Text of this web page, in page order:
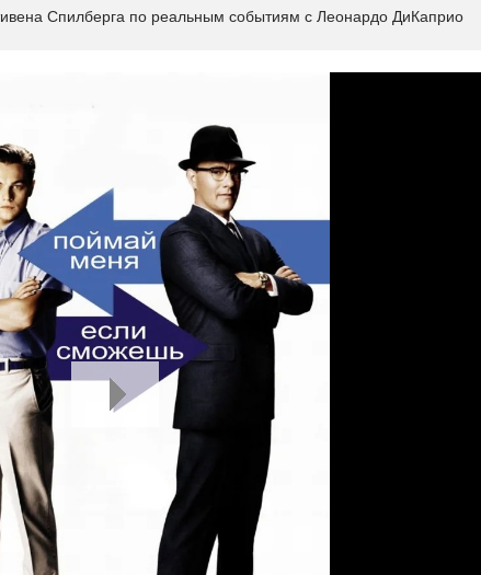
Спилберга по реальным событиям с Леонардо ДиКаприо